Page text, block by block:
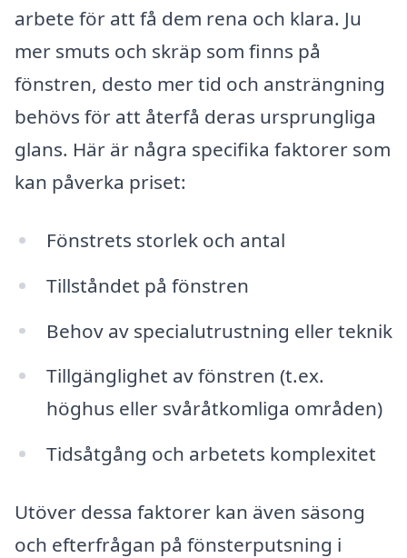
arbete för att få dem rena och klara. Ju
mer smuts och skräp som finns på
fönstren, desto mer tid och ansträngning
behövs för att återfå deras ursprungliga
glans. Här är några specifika faktorer som
kan påverka priset:
Fönstrets storlek och antal
Tillståndet på fönstren
Behov av specialutrustning eller teknik
Tillgänglighet av fönstren (t.ex.
höghus eller svåråtkomliga områden)
Tidsåtgång och arbetets komplexitet
Utöver dessa faktorer kan även säsong
och efterfrågan på fönsterputsning i